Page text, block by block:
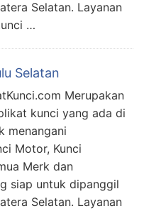
Selatan. Layanan
…
Selatan
Merupakan
kunci yang ada di
menangani
Motor, Kunci
Merk dan
siap untuk dipanggil
Selatan. Layanan